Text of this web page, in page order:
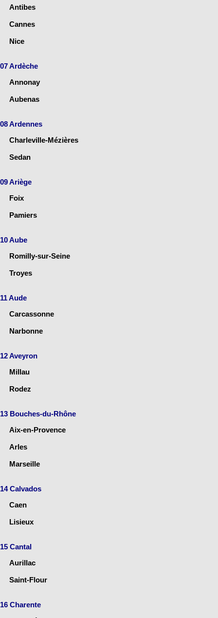
Antibes
Cannes
Nice
07 Ardèche
Annonay
Aubenas
08 Ardennes
Charleville-Mézières
Sedan
09 Ariège
Foix
Pamiers
10 Aube
Romilly-sur-Seine
Troyes
11 Aude
Carcassonne
Narbonne
12 Aveyron
Millau
Rodez
13 Bouches-du-Rhône
Aix-en-Provence
Arles
Marseille
14 Calvados
Caen
Lisieux
15 Cantal
Aurillac
Saint-Flour
16 Charente